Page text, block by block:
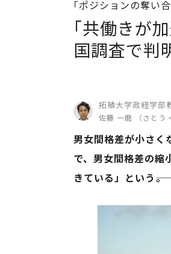
｢ポジションの奪い
｢共働きが
国調査で判
拓殖大学政経学部
佐藤 一磨 （さとう
男女間格差が小さく
で、男女間格差の縮
きている」という――。